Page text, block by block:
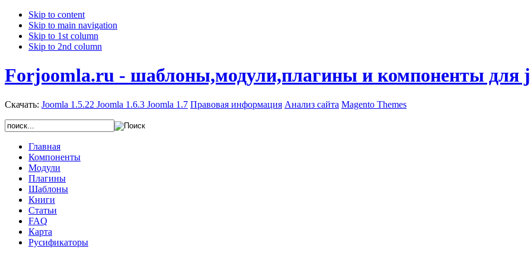
Skip to content
Skip to main navigation
Skip to 1st column
Skip to 2nd column
Forjoomla.ru - шаблоны,модули,плагины и компоненты для
Скачать: Joomla 1.5.22 Joomla 1.6.3 Joomla 1.7 Правовая информация Анализ сайта Magento Themes
Главная
Компоненты
Модули
Плагины
Шаблоны
Книги
Статьи
FAQ
Карта
Русификаторы